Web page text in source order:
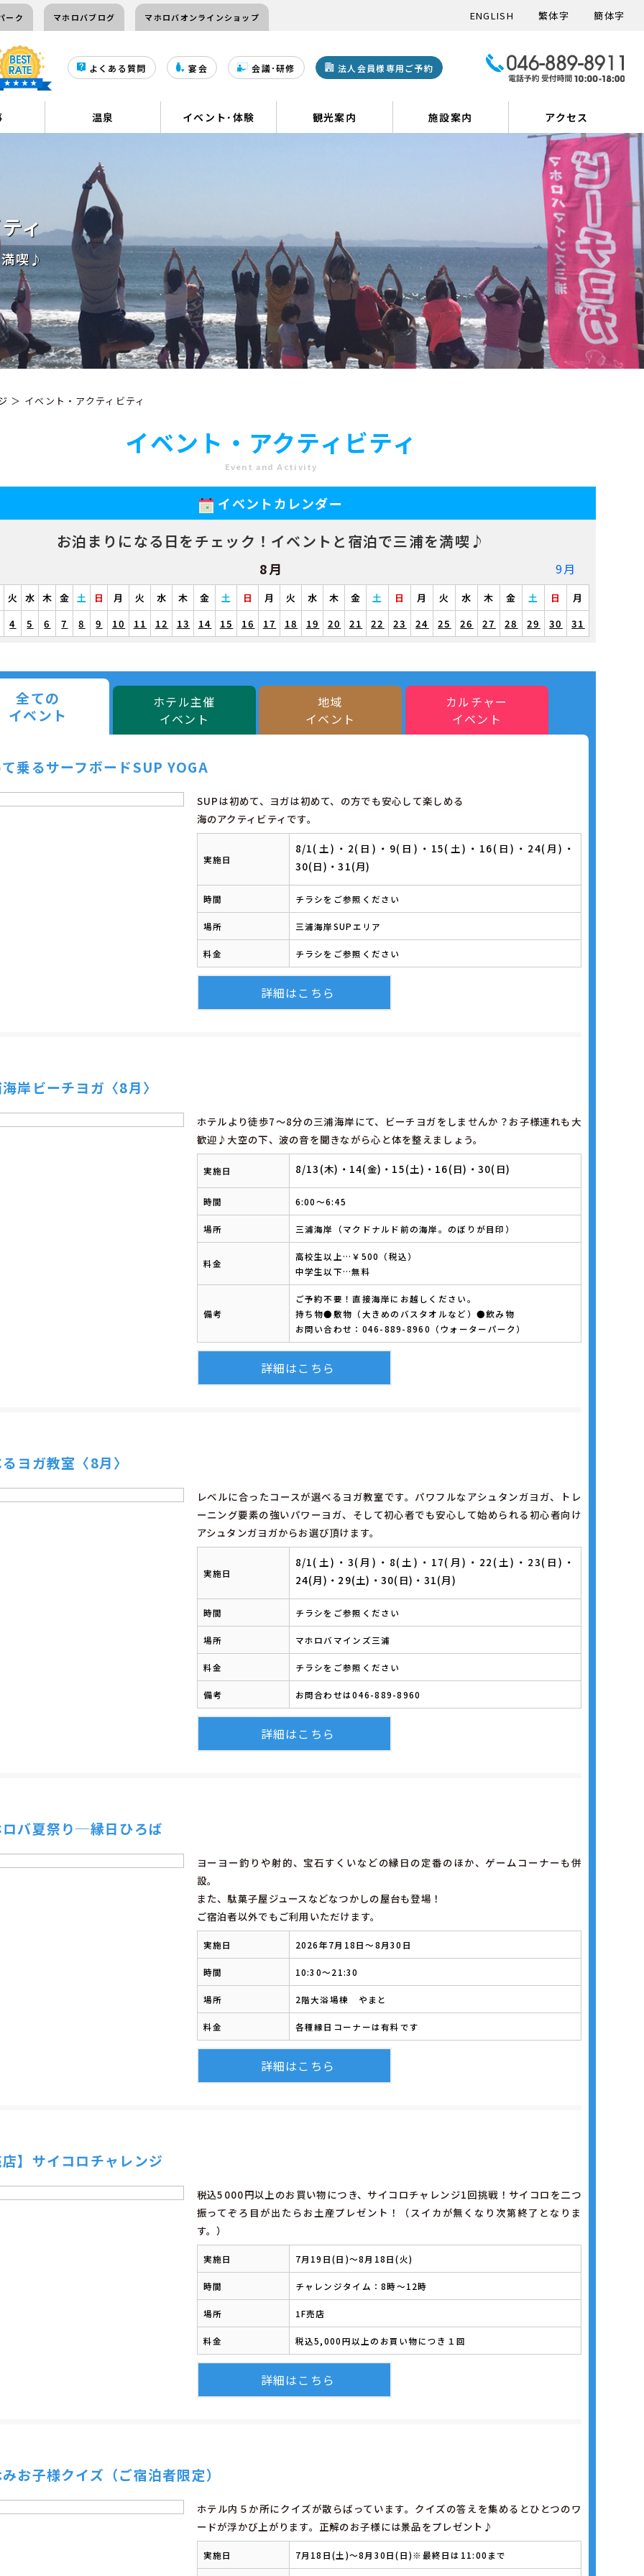
ーク マホロバブログ マホロバオンラインショップ ENGLISH 繁体字 簡体字
よくある質問 宴会 会議･研修 法人会員様専用ご予約
温泉 イベント･体験 観光案内 施設案内 アクセス
ィ
喫♪
＞ イベント・アクティビティ
イベント・アクティビティ
Event and Activity
イベントカレンダー
お泊まりになる日をチェック！ イベントと宿泊で三浦を満喫♪
8月 9月
火 水 木 金 土 日 月 火 水 木 金 土 日 月 火 水 木 金 土 日 月 火 水 木 金 土 日
月
4
5 6 7 8 9 10 11 12 13 14 15 16 17 18 19 20 21 22 23 24 25 26 27 28 29 30 31
全ての
イベント
ホテル主催
イベント
地域
イベント
カルチャー
イベント
乗るサーフボードSUP YOGA
SUPは初めて、ヨガは初めて、の方でも安心して楽しめる
海のアクティビティです。
実施日
8/1(土)・2(日)・9(日)・15(土)・16(日)・24(月)・
30(日)・31(月)
時間 チラシをご参照ください
場所 三浦海岸SUPエリア
料金 チラシをご参照ください
詳細はこちら
岸ビーチヨガ〈8月〉
ホテルより徒歩7～8分の三浦海岸にて、ビーチヨガをしませんか？お子様連れも大
歓迎♪大空の下、波の音を聞きながら心と体を整えましょう。
実施日 8/13(木)・14(金)・15(土)・16(日)・30(日)
時間 6:00～6:45
場所 三浦海岸（マクドナルド前の海岸。のぼりが目印）
料金
高校生以上…￥500（税込）
中学生以下…無料
備考
ご予約不要！直接海岸にお越しください。
持ち物●敷物（大きめのバスタオルなど）●飲み物
お問い合わせ：046-889-8960（ウォーターパーク）
詳細はこちら
ヨガ教室〈8月〉
レベルに合ったコースが選べるヨガ教室です。パワフルなアシュタンガヨガ、トレ
ーニング要素の強いパワーヨガ、そして初心者でも安心して始められる初心者向け
アシュタンガヨガからお選び頂けます。
実施日
8/1(土)・3(月)・8(土)・17(月)・22(土)・23(日)・
24(月)・29(土)・30(日)・31(月)
時間 チラシをご参照ください
場所 マホロバマインズ三浦
料金 チラシをご参照ください
備考 お問合わせは046-889-8960
詳細はこちら
バ夏祭り─縁日ひろば
ヨーヨー釣りや射的、宝石すくいなどの縁日の定番のほか、ゲームコーナーも併
設。
また、駄菓子屋ジュースなどなつかしの屋台も登場！
ご宿泊者以外でもご利用いただけます。
実施日 2026年7月18日～8月30日
時間 10:30～21:30
場所 2階大浴場棟 やまと
料金 各種縁日コーナーは有料です
詳細はこちら
】サイコロチャレンジ
税込5000円以上のお買い物につき、サイコロチャレンジ1回挑戦！サイコロを二つ
振ってぞろ目が出たらお土産プレゼント！（スイカが無くなり次第終了となりま
す。）
実施日 7月19日(日)～8月18日(火)
時間 チャレンジタイム：8時～12時
場所 1F売店
料金 税込5,000円以上のお買い物につき１回
詳細はこちら
お子様クイズ（ご宿泊者限定）
ホテル内５か所にクイズが散らばっています。クイズの答えを集めるとひとつのワ
ードが浮かび上がります。正解のお子様には景品をプレゼント♪
実施日 7月18日(土)～8月30日(日)※最終日は11:00まで